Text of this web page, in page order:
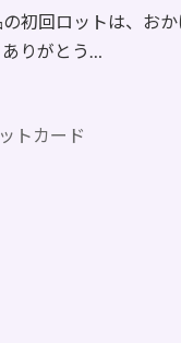
初回ロットは、お
りがとう…
トカード